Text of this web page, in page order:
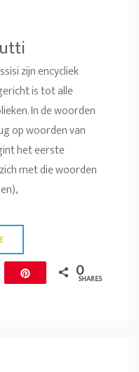
zijn encycliek
is tot alle
In de woorden
op woorden van
het eerste
met die woorden
0
SHARES